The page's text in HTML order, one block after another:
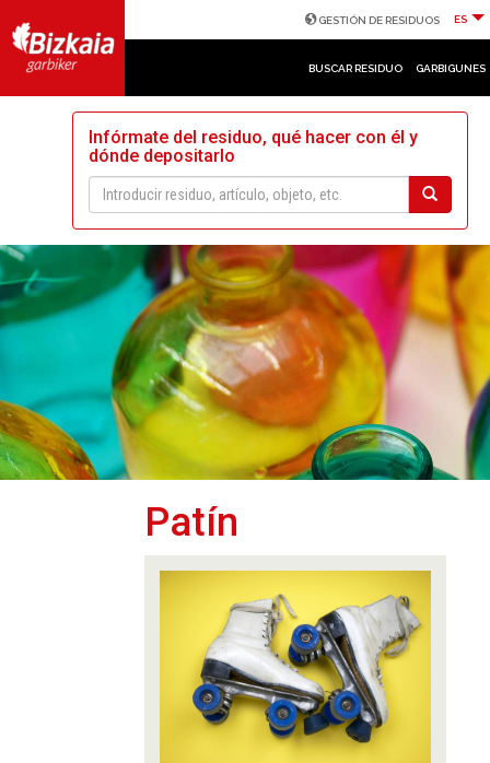
GESTIÓN DE RESIDUOS ES
BUSCAR RESIDUO GARBIGUNES
Infórmate del residuo, qué hacer con él y
dónde depositarlo
Patín